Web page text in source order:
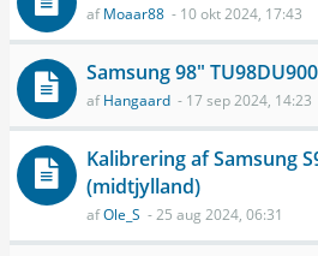
afMoaar88 - 10 okt 2024, 17:43
Samsung 98"
afHangaard - 17 sep 2024, 14:23
Kalibrering af Samsung
(midtjylland)
afOle_S - 25 aug 2024, 06:31